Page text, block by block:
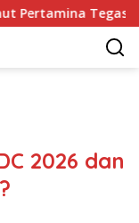
Tegaskan
2026 dan